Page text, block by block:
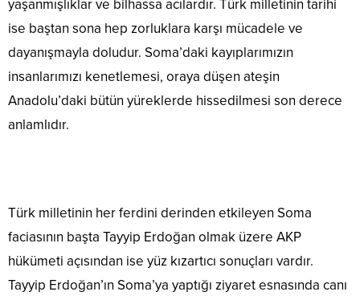
yaşanmışlıklar ve bilhassa acılardır. Türk milletinin tarihi
ise baştan sona hep zorluklara karşı mücadele ve
dayanışmayla doludur. Soma’daki kayıplarımızın
insanlarımızı kenetlemesi, oraya düşen ateşin
Anadolu’daki bütün yüreklerde hissedilmesi son derece
anlamlıdır.
Türk milletinin her ferdini derinden etkileyen Soma
faciasının başta Tayyip Erdoğan olmak üzere AKP
hükümeti açısından ise yüz kızartıcı sonuçları vardır.
Tayyip Erdoğan’ın Soma’ya yaptığı ziyaret esnasında canı